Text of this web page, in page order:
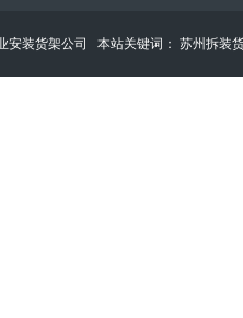
安装货架公司 本站关键词： 苏州拆装